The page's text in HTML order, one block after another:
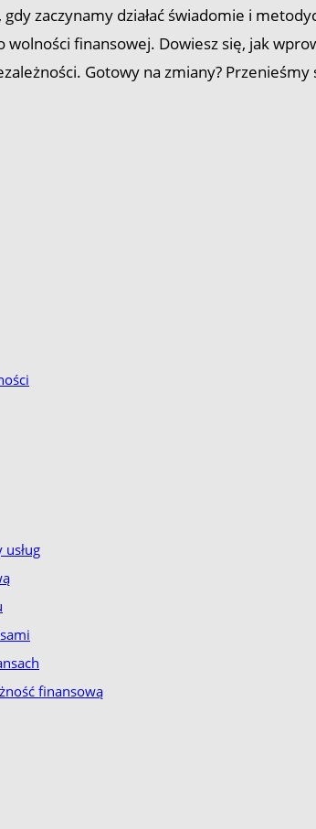
zaczynamy działać świadomie i
wolności finansowej. Dowiesz się, jak
Gotowy na zmiany?
finansową